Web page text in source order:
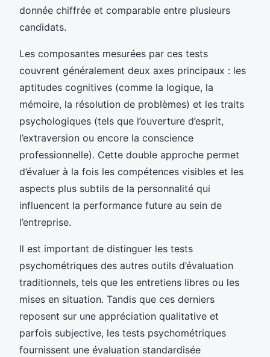
donnée chiffrée et comparable entre plusieurs
candidats.
Les composantes mesurées par ces tests
couvrent généralement deux axes principaux : les
aptitudes cognitives (comme la logique, la
mémoire, la résolution de problèmes) et les traits
psychologiques (tels que l’ouverture d’esprit,
l’extraversion ou encore la conscience
professionnelle). Cette double approche permet
d’évaluer à la fois les compétences visibles et les
aspects plus subtils de la personnalité qui
influencent la performance future au sein de
l’entreprise.
Il est important de distinguer les tests
psychométriques des autres outils d’évaluation
traditionnels, tels que les entretiens libres ou les
mises en situation. Tandis que ces derniers
reposent sur une appréciation qualitative et
parfois subjective, les tests psychométriques
fournissent une évaluation standardisée